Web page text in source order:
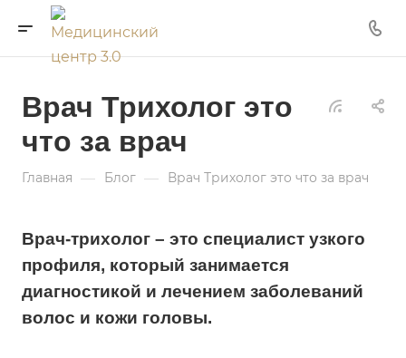
Врач Трихолог это
что за врач
Главная — Блог — Врач Трихолог это что за врач
Врач-трихолог – это специалист узкого
профиля, который занимается
диагностикой и лечением заболеваний
волос и кожи головы.